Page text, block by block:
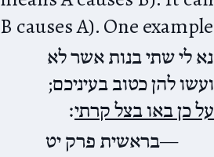
B causes A). One
לי שתי בנות אשר לא
להן כטוב בעיניכם;
על כן באו בצל קרתי׃
בראשית פרק יט